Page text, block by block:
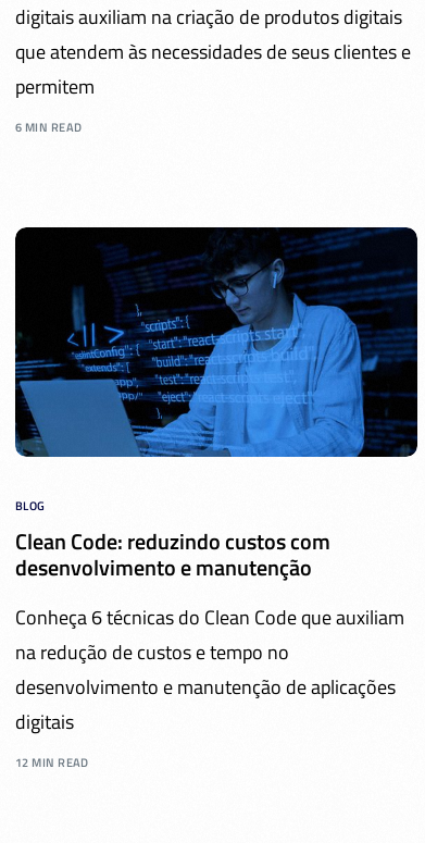
digitais auxiliam na criação de produtos digitais
que atendem às necessidades de seus clientes e
permitem
6 MIN READ
BLOG
Clean Code: reduzindo custos com
desenvolvimento e manutenção
Conheça 6 técnicas do Clean Code que auxiliam
na redução de custos e tempo no
desenvolvimento e manutenção de aplicações
digitais
12 MIN READ